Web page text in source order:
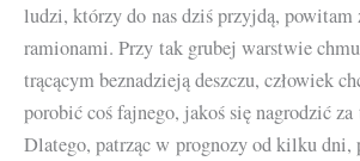
ludzi, którzy do nas dziś przyjdą,
ramionami. Przy tak grubej warstwie
trącącym beznadzieją deszczu, człowiek
porobić coś fajnego, jakoś się nagrodzić
Dlatego, patrząc w prognozy od kilku dni,